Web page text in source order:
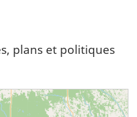
plans et politiques